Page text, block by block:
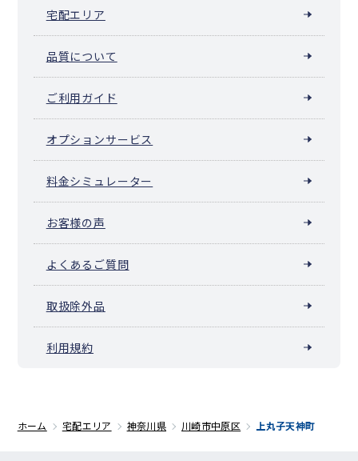
宅配エリア
品質について
ご利用ガイド
オプションサービス
料金シミュレーター
お客様の声
よくあるご質問
取扱除外品
利用規約
ホーム 宅配エリア 神奈川県 川崎市中原区 上丸子天神町